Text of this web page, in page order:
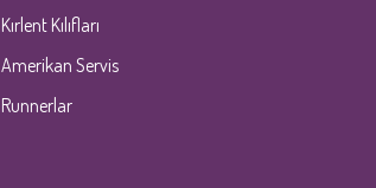
Kırlent Kılıfları
Amerikan Servis
Runnerlar